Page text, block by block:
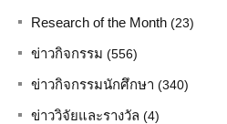
Research of the Month (23)
ข่าวกิจกรรม (556)
ข่าวกิจกรรมนักศึกษา (340)
ข่าววิจัยและรางวัล (4)